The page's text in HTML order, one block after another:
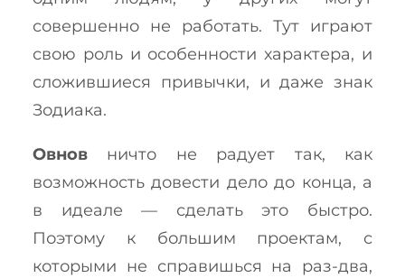
совершенно не работать. Тут играют
свою роль и особенности характера, и
сложившиеся привычки, и даже знак
Зодиака.
Овнов ничто не радует так, как
возможность довести дело до конца, а
в идеале — сделать это быстро.
Поэтому к большим проектам, с
которыми не справишься на раз-два,